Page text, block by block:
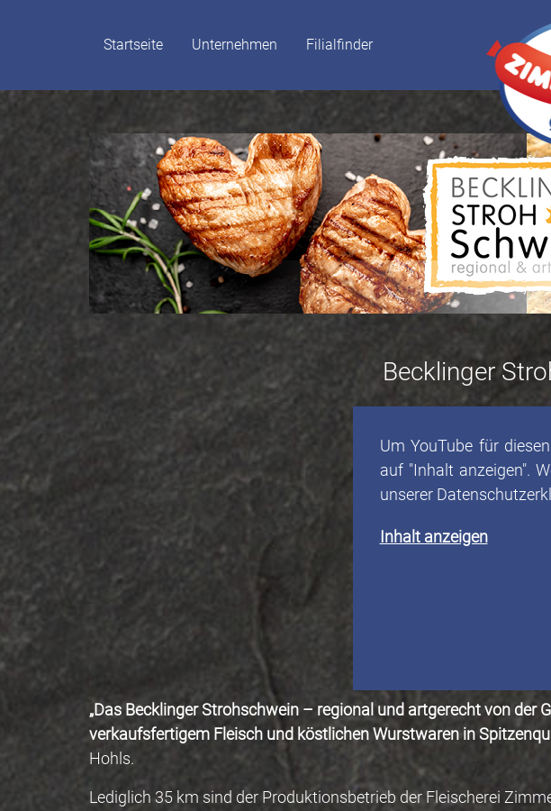
Startseite Unternehmen Filialfinder
Becklinger
Um YouTube für
auf "Inhalt anzeigen".
unserer
Inhalt anzeigen
„Das Becklinger Strohschwein – regional und artgerecht von
verkaufsfertigem Fleisch und köstlichen Wurstwaren in
Hohls.
Lediglich 35 km sind der Produktionsbetrieb der Fleischerei